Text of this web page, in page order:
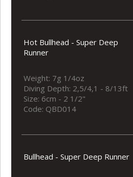
Hot Bullhead - Super Deep
Runner
Weight: 7g 1/4oz
Diving Depth: 2,5/4,1 - 8/13ft
Size: 6cm - 2 1/2"
Code: QBD014
Bullhead - Super Deep Runner